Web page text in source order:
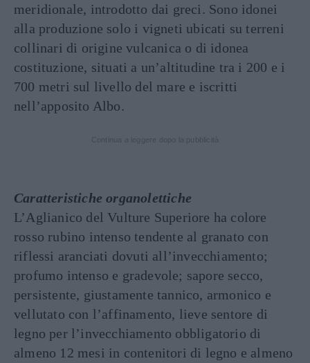
meridionale, introdotto dai greci. Sono idonei
alla produzione solo i vigneti ubicati su terreni
collinari di origine vulcanica o di idonea
costituzione, situati a un’altitudine tra i 200 e i
700 metri sul livello del mare e iscritti
nell’apposito Albo.
Caratteristiche organolettiche
L’Aglianico del Vulture Superiore ha colore
rosso rubino intenso tendente al granato con
riflessi aranciati dovuti all’invecchiamento;
profumo intenso e gradevole; sapore secco,
persistente, giustamente tannico, armonico e
vellutato con l’affinamento, lieve sentore di
legno per l’invecchiamento obbligatorio di
almeno 12 mesi in contenitori di legno e almeno